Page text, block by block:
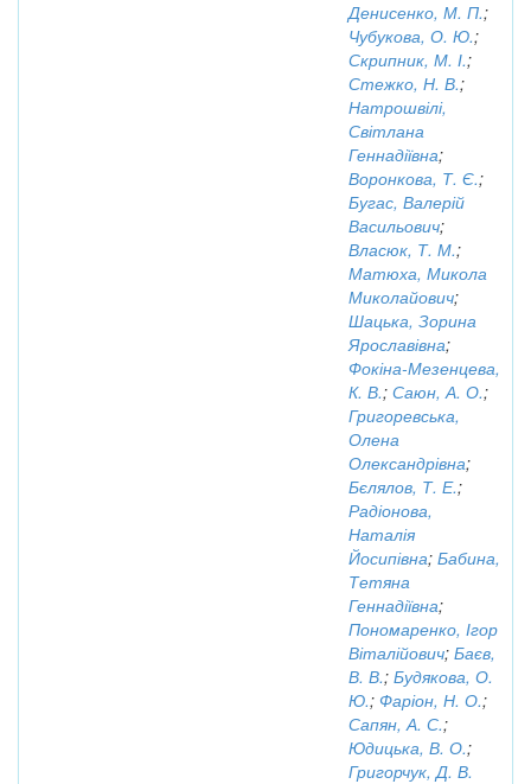
Денисенко, М. П.;
Чубукова, О. Ю.;
Скрипник, М. І.;
Стежко, Н. В.;
Натрошвілі,
Світлана
Геннадіївна;
Воронкова, Т. Є.;
Бугас, Валерій
Васильович;
Власюк, Т. М.;
Матюха, Микола
Миколайович;
Шацька, Зорина
Ярославівна;
Фокіна-Мезенцева,
К. В.; Саюн, А. О.;
Григоревська,
Олена
Олександрівна;
Бєлялов, Т. Е.;
Радіонова,
Наталія
Йосипівна; Бабина,
Тетяна
Геннадіївна;
Пономаренко, Ігор
Віталійович; Баєв,
В. В.; Будякова, О.
Ю.; Фаріон, Н. О.;
Сапян, А. С.;
Юдицька, В. О.;
Григорчук, Д. В.